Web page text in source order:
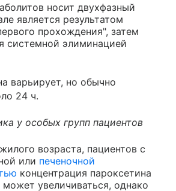
носит двухфазный
является результатом
прохождения", затем
системной элиминацией
варьирует, но обычно
24 ч.
у особых групп пациентов
возраста, пациентов с
или печеночной
концентрация пароксетина
увеличиваться, однако